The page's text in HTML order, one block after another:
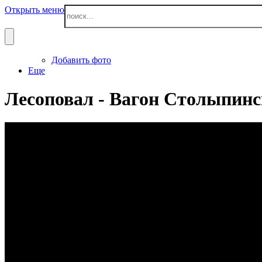
Открыть меню
Добавить фото
Еще
Лесоповал - Вагон